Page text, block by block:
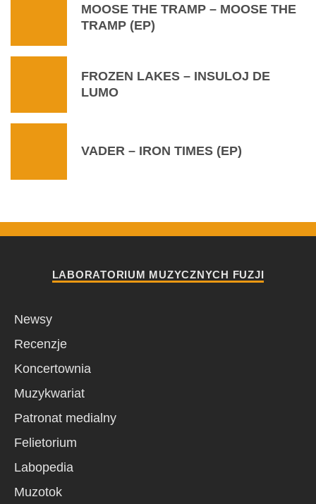
MOOSE THE TRAMP – MOOSE THE
TRAMP (EP)
FROZEN LAKES – INSULOJ DE
LUMO
VADER – IRON TIMES (EP)
LABORATORIUM MUZYCZNYCH FUZJI
Newsy
Recenzje
Koncertownia
Muzykwariat
Patronat medialny
Felietorium
Labopedia
Muzotok